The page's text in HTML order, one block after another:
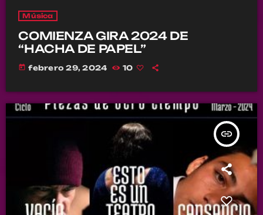
Música
COMIENZA GIRA 2024 DE
“HACHA DE PAPEL”
today febrero 29, 2024 10
insert_link